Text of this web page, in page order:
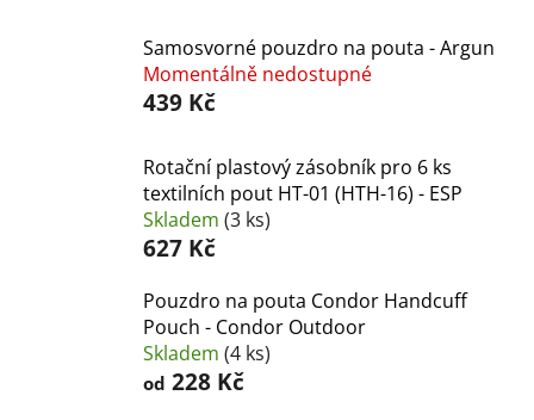
Samosvorné pouzdro na pouta - Argun
Momentálně nedostupné
439 Kč
Rotační plastový zásobník pro 6 ks
textilních pout HT-01 (HTH-16) - ESP
Skladem (3 ks)
627 Kč
Pouzdro na pouta Condor Handcuff
Pouch - Condor Outdoor
Skladem (4 ks)
od 228 Kč